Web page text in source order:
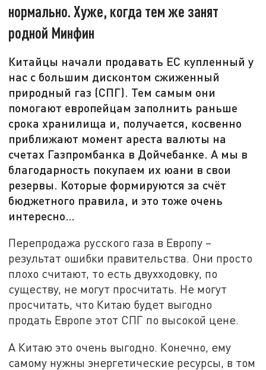
нормально. Хуже, когда тем же занят
родной Минфин
Китайцы начали продавать ЕС купленный у
нас с большим дисконтом сжиженный
природный газ (СПГ). Тем самым они
помогают европейцам заполнить раньше
срока хранилища и, получается, косвенно
приближают момент ареста валюты на
счетах Газпромбанка в Дойчебанке. А мы в
благодарность покупаем их юани в свои
резервы. Которые формируются за счёт
бюджетного правила, и это тоже очень
интересно…
Перепродажа русского газа в Европу –
результат ошибки правительства. Они просто
плохо считают, то есть двухходовку, по
существу, не могут просчитать. Не могут
просчитать, что Китаю будет выгодно
продать Европе этот СПГ по высокой цене.
А Китаю это очень выгодно. Конечно, ему
самому нужны энергетические ресурсы, в том